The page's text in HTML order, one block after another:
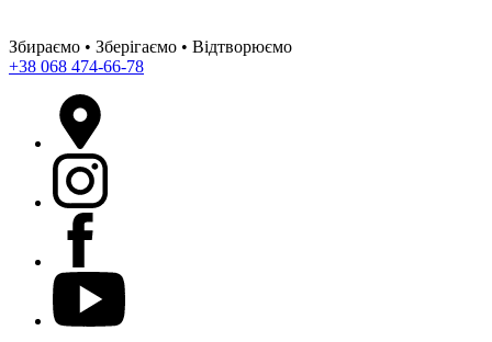
Збираємо • Зберігаємо • Відтворюємо
+38 068 474-66-78